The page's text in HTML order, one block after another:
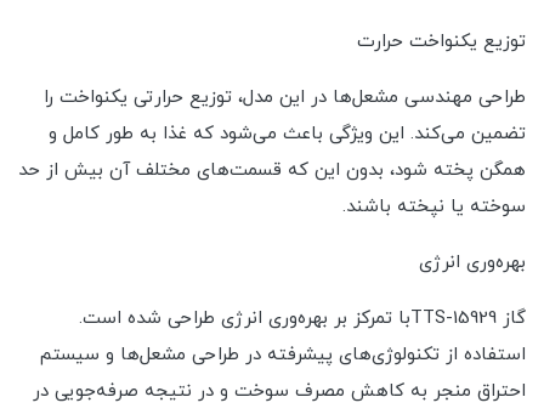
توزیع یکنواخت حرارت
طراحی مهندسی مشعل‌ها در این مدل، توزیع حرارتی یکنواخت را
تضمین می‌کند. این ویژگی باعث می‌شود که غذا به طور کامل و
همگن پخته شود، بدون این که قسمت‌های مختلف آن بیش از حد
سوخته یا نپخته باشند.
بهره‌وری انرژی
گاز TTS-15929با تمرکز بر بهره‌وری انرژی طراحی شده است.
استفاده از تکنولوژی‌های پیشرفته در طراحی مشعل‌ها و سیستم
احتراق منجر به کاهش مصرف سوخت و در نتیجه صرفه‌جویی در